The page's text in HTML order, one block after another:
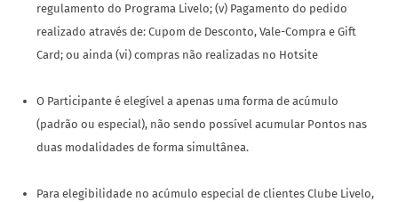
regulamento do Programa Livelo; (v) Pagamento do pedido
realizado através de: Cupom de Desconto, Vale-Compra e Gift
Card; ou ainda (vi) compras não realizadas no Hotsite
O Participante é elegível a apenas uma forma de acúmulo
(padrão ou especial), não sendo possível acumular Pontos nas
duas modalidades de forma simultânea.
Para elegibilidade no acúmulo especial de clientes Clube Livelo,